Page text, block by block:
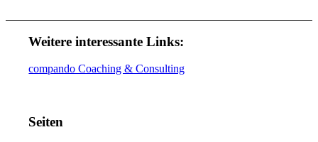
Weitere interessante Links:
compando Coaching & Consulting
Seiten